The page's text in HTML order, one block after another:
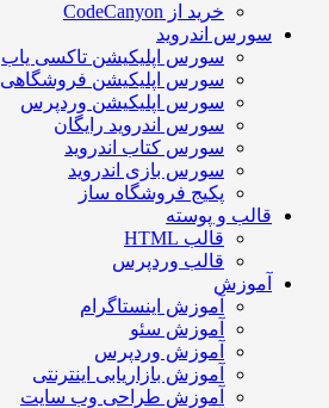
خرید از CodeCanyon
سورس اندروید
سورس اپلیکیشن تاکسی یاب
سورس اپلیکیشن فروشگاهی
سورس اپلیکیشن وردپرس
سورس اندروید رایگان
سورس کتاب اندروید
سورس بازی اندروید
پکیج فروشگاه ساز
قالب و پوسته
قالب HTML
قالب وردپرس
آموزش
آموزش اینستاگرام
آموزش سئو
آموزش وردپرس
آموزش بازاریابی اینترنتی
آموزش طراحی وب سایت